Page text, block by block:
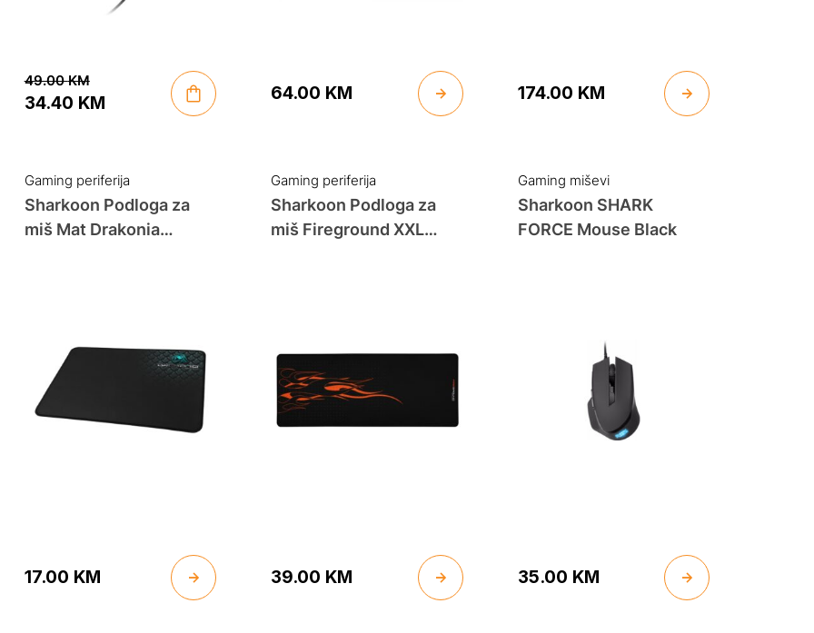
49.00KM
was:
49.00 KM.
34.40 KM
is:
34.40 KM.
64.00 KM 174.00 KM
Gaming periferija
Sharkoon Podloga za
miš Mat Drakonia
17.00 KM
Gaming periferija
Sharkoon Podloga za
miš Fireground XXL
39.00 KM
Gaming miševi
Sharkoon SHARK
FORCE Mouse Black
35.00 KM